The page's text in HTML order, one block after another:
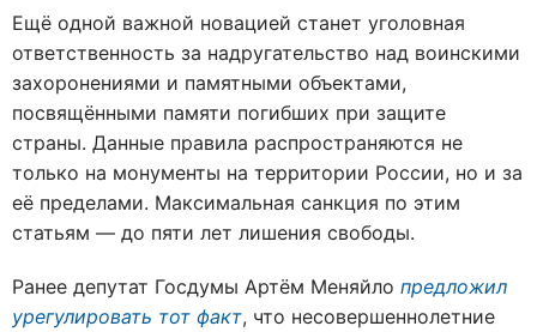
Ещё одной важной новацией станет уголовная
ответственность за надругательство над воинскими
захоронениями и памятными объектами,
посвящёнными памяти погибших при защите
страны. Данные правила распространяются не
только на монументы на территории России, но и за
её пределами. Максимальная санкция по этим
статьям — до пяти лет лишения свободы.
Ранее депутат Госдумы Артём Меняйло предложил
урегулировать тот факт, что несовершеннолетние